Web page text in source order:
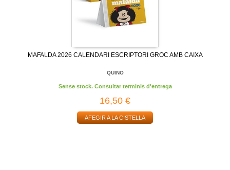
MAFALDA 2026 CALENDARI ESCRIPTORI GROC AMB CAIXA
QUINO
Sense stock. Consultar terminis d'entrega
16,50 €
AFEGIR A LA CISTELLA